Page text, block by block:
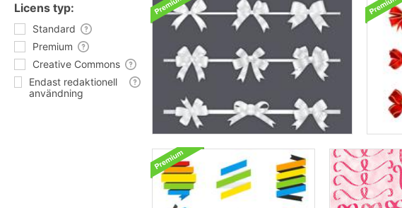
Licens typ:
Standard
Premium
Creative Commons
Endast redaktionell
användning